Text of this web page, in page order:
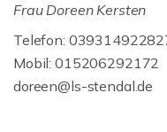
Frau Doreen Kersten
Telefon:
Mobil: 015206292172
doreen@ls-stendal.de